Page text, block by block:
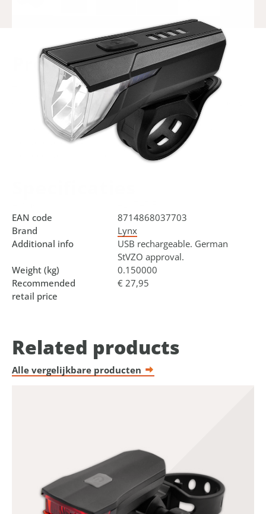
Product­omschrijving
The USB High Power Max 70 Lux headlight of Lynx
complies with the German StVZO legislation. The headlight
has 3 light modes, which are 100%, 50% and 25%.
Furthermore, the headlight contains a smart battery
indicator and the light is USB rechargeable with the
included cable. Delivered in a display box.
EAN code
8714868037703
Brand
Lynx
Additional info
USB rechargeable. German
StVZO approval.
Weight (kg)
0.150000
Recommended
retail price
€ 27,95
Related products
Alle vergelijkbare producten